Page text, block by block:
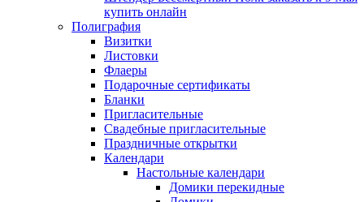
купить онлайн
Полиграфия
Визитки
Листовки
Флаеры
Подарочные сертификаты
Бланки
Пригласительные
Свадебные пригласительные
Праздничные открытки
Календари
Настольные календари
Домики перекидные